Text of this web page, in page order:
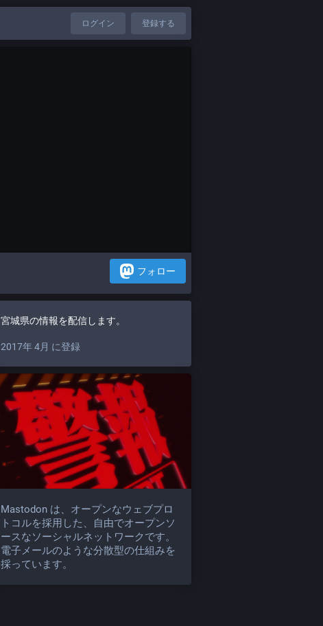
ログイン 登録する
フォロー
宮城県の情報を配信します。
2017年 4月 に登録
Mastodon は、オープンなウェブプロ
トコルを採用した、自由でオープンソ
ースなソーシャルネットワークです。
電子メールのような分散型の仕組みを
採っています。